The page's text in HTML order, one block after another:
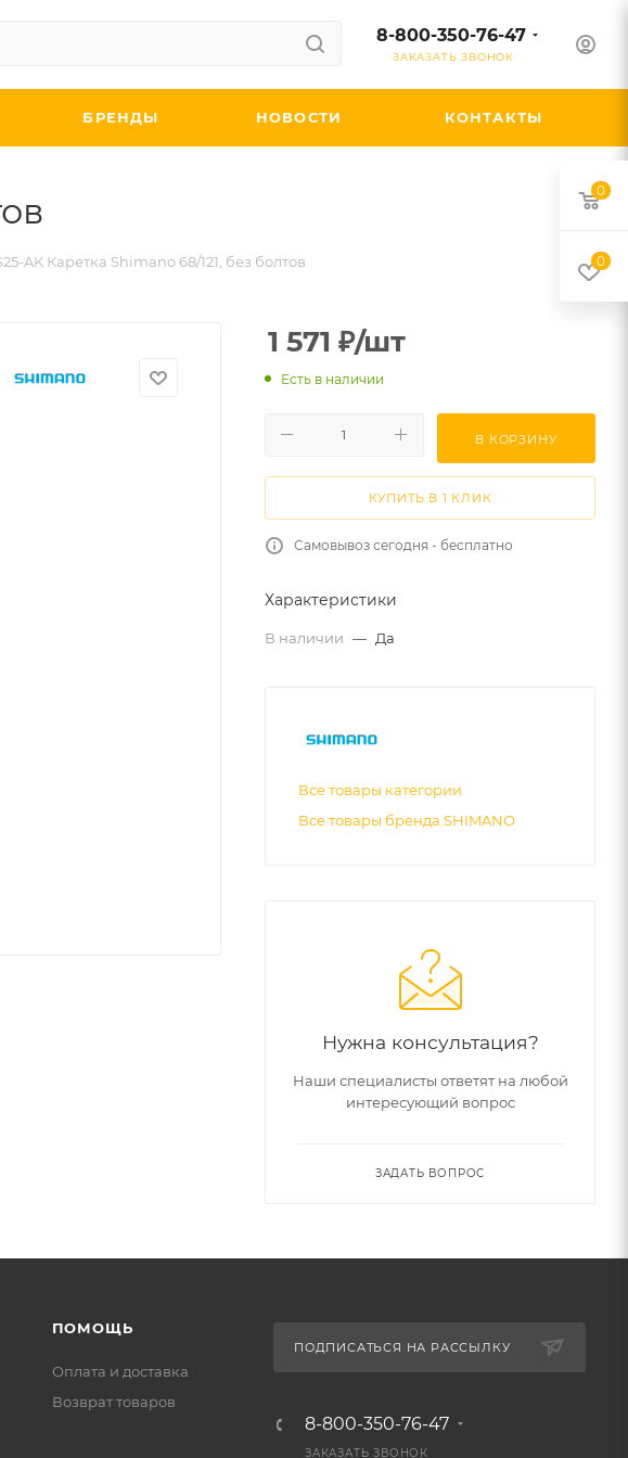
8-800-350-76-47
ЗАКАЗАТЬ ЗВОНОК
БРЕНДЫ НОВОСТИ КОНТАКТЫ
AK Каретка Shimano 68/121, без болтов
1 571 ₽/шт
Есть в наличии
В КОРЗИНУ
КУПИТЬ В 1 КЛИК
Самовывоз сегодня - бесплатно
Характеристики
В наличии — Да
Все товары категории
Все товары бренда SHIMANO
Нужна консультация?
Наши специалисты ответят на любой
интересующий вопрос
ЗАДАТЬ ВОПРОС
ПОМОЩЬ
Оплата и доставка
Возврат товаров
ПОДПИСАТЬСЯ НА РАССЫЛКУ
8-800-350-76-47
ЗАКАЗАТЬ ЗВОНОК
0
0